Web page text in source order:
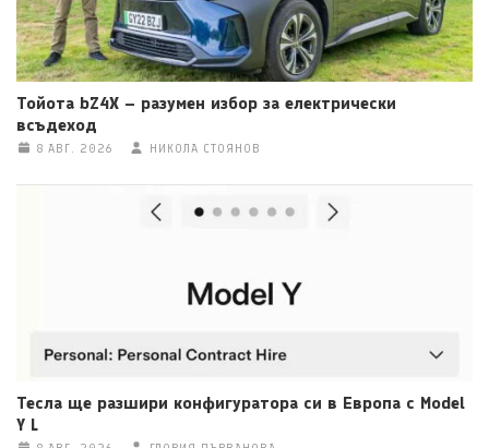
Тойота bZ4X – разумен избор за електрически
всъдеход
8 АВГ. 2026 НИКОЛА СТОЯНОВ
Тесла ще разшири конфигуратора си в Европа с Model
Y L